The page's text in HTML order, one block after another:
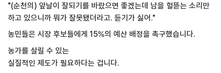
"(순천의) 앞날이 잘되기를 바랐으면 좋겠는데 남을 헐뜯는 소리만
하고 있으니까 뭐가 잘못됐더라고. 듣기가 싫어."
농민들은 시장 후보들에게 15%의 예산 배정을 촉구했습니다.
농가를 살릴 수 있는
실질적인 제도가 필요하다는 겁니다.